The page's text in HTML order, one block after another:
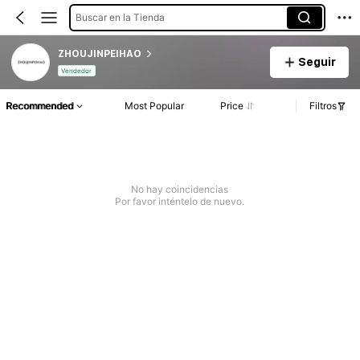
Buscar en la Tienda
ZHOUJINPEIHAO
Vendedor
Seguir
Recommended Most Popular Price Filtros
No hay coincidencias
Por favor inténtelo de nuevo.